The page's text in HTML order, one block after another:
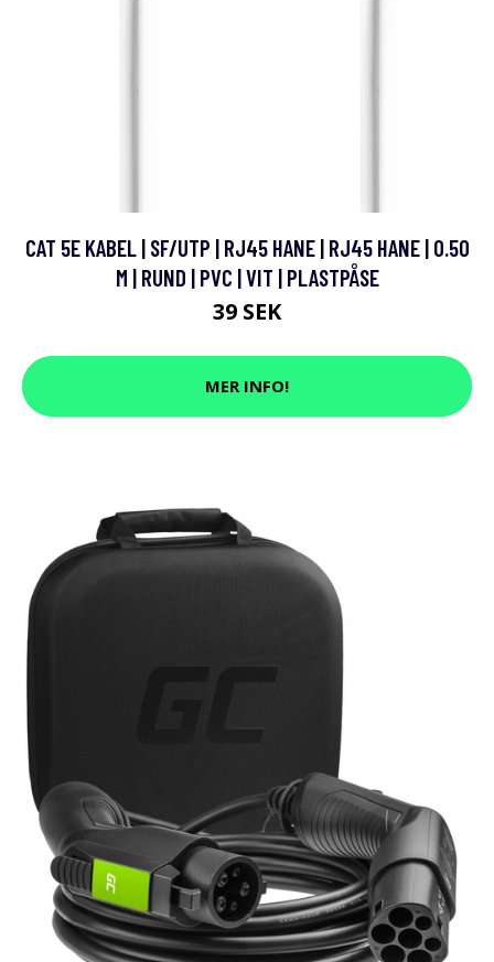
CAT 5E KABEL | SF/UTP | RJ45 HANE | RJ45 HANE | 0.50
M | RUND | PVC | VIT | PLASTPÅSE
39 SEK
MER INFO!